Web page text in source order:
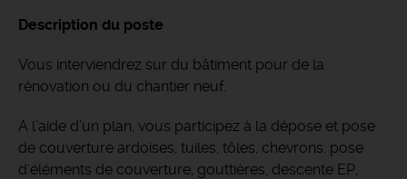
Description du poste
Vous interviendrez sur du bâtiment pour de la
rénovation ou du chantier neuf.
A l’aide d’un plan, vous participez à la dépose et pose
de couverture ardoises, tuiles, tôles, chevrons. pose
d'éléments de couverture, gouttières, descente EP,